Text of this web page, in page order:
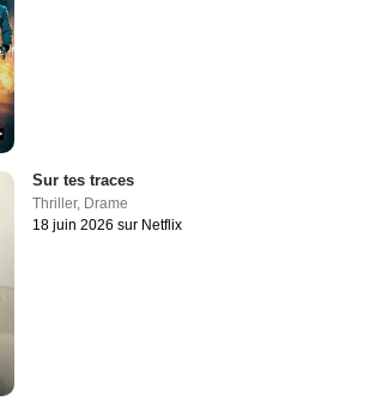
Sur tes traces
Thriller, Drame
18 juin 2026 sur Netflix